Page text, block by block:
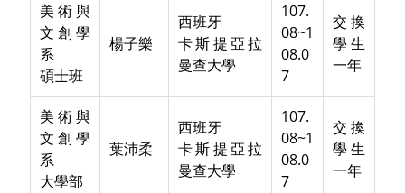
美術與
文創學
系
碩士班
楊子樂
西班牙
卡斯提亞拉
曼查大學
107.
08~1
08.0
7
交換
學生
一年
美術與
文創學
系
大學部
葉沛柔
西班牙
卡斯提亞拉
曼查大學
107.
08~1
08.0
7
交換
學生
一年